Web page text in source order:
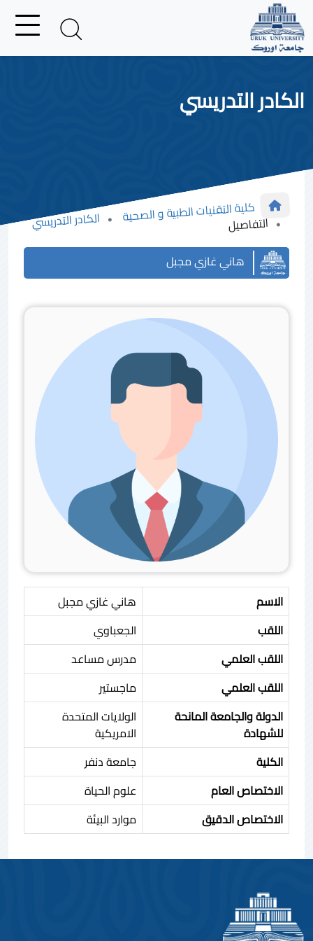
الكادر التدريسي
كلية التقنيات الطبية و الصحية الكادر التدريسي التفاصيل
هاني غازي مجبل
الاسم
هاني غازي مجبل
اللقب
الجعباوي
اللقب العلمي
مدرس مساعد
اللقب العلمي
ماجستير
الدولة والجامعة المانحة
للشهادة
الولايات المتحدة
الامريكية
الكلية
جامعة دنفر
الاختصاص العام
علوم الحياة
الاختصاص الدقيق
موارد البيئة